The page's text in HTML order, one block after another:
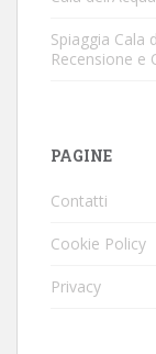
Spiaggia Cala
Recensione e
PAGINE
Contatti
Cookie Policy
Privacy